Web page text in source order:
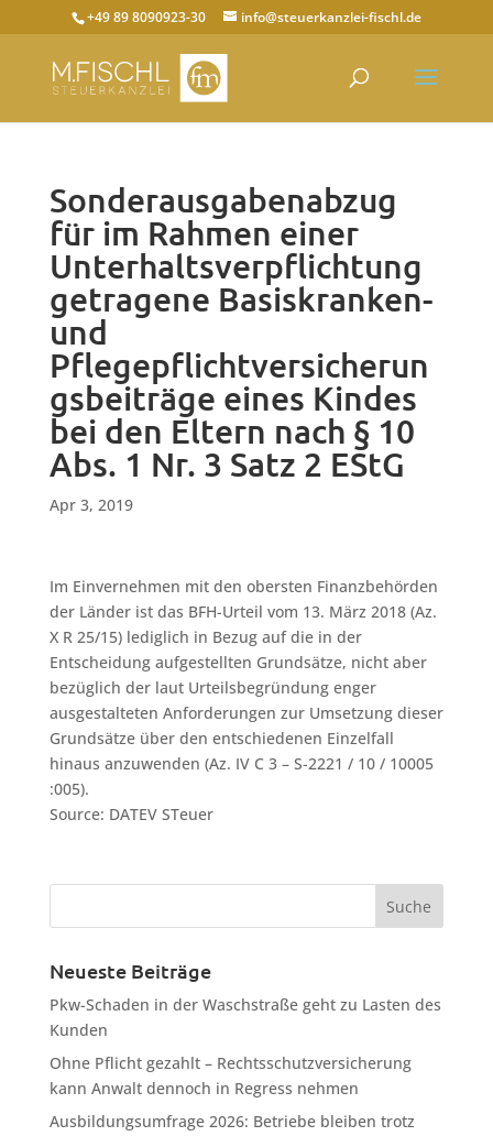
+49 89 8090923-30 info@steuerkanzlei-fischl.de
Sonderausgabenabzug
für im Rahmen einer
Unterhaltsverpflichtung
getragene Basiskranken-
und
Pflegepflichtversicherun
gsbeiträge eines Kindes
bei den Eltern nach § 10
Abs. 1 Nr. 3 Satz 2 EStG
Apr 3, 2019
Im Einvernehmen mit den obersten Finanzbehörden
der Länder ist das BFH-Urteil vom 13. März 2018 (Az.
X R 25/15) lediglich in Bezug auf die in der
Entscheidung aufgestellten Grundsätze, nicht aber
bezüglich der laut Urteilsbegründung enger
ausgestalteten Anforderungen zur Umsetzung dieser
Grundsätze über den entschiedenen Einzelfall
hinaus anzuwenden (Az. IV C 3 – S-2221 / 10 / 10005
:005).
Source: DATEV STeuer
Neueste Beiträge
Pkw-Schaden in der Waschstraße geht zu Lasten des
Kunden
Ohne Pflicht gezahlt – Rechtsschutzversicherung
kann Anwalt dennoch in Regress nehmen
Ausbildungsumfrage 2026: Betriebe bleiben trotz